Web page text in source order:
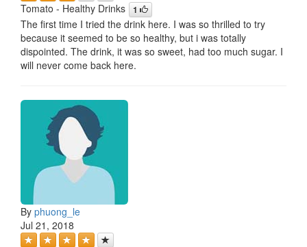
Tomato - Healthy Drinks 1
The first time I tried the drink here. I was so thrilled to try
because it seemed to be so healthy, but i was totally
dispointed. The drink, it was so sweet, had too much sugar. I
will never come back here.
By phuong_le
Jul 21, 2018